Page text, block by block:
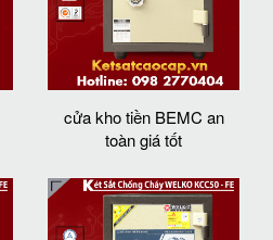
cửa kho tiền BEMC an
toàn giá tốt